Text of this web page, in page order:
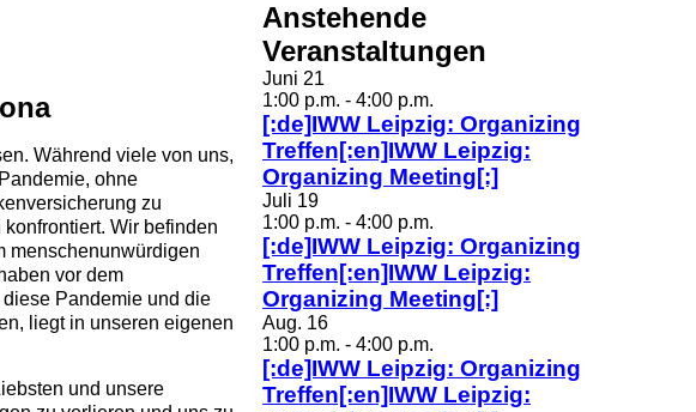
Während viele von uns,
ohne
zu
Wir befinden
menschenunwürdigen
vor dem
Pandemie und die
liegt in unseren eigenen
und unsere
Anstehende
Veranstaltungen
Juni 21
1:00 p.m. -4:00 p.m.
[:de]IWW Leipzig: Organizing
Treffen[:en]IWW Leipzig:
Organizing Meeting[:]
Juli 19
1:00 p.m. -4:00 p.m.
[:de]IWW Leipzig: Organizing
Treffen[:en]IWW Leipzig:
Organizing Meeting[:]
Aug. 16
1:00 p.m. -4:00 p.m.
[:de]IWW Leipzig: Organizing
Treffen[:en]IWW Leipzig: